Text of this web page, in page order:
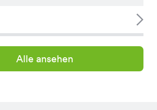
Alle ansehen